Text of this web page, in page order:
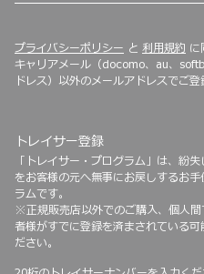
プライバシーポリシー と 利用規約 に
キャリアメール（docomo、au、
ドレス）以外のメールアドレスでご登
トレイサー登録
「トレイサー・プログラム」は、紛
をお客様の元へ無事にお戻しするお
ラムです。
※正規販売店以外でのご購入、個人
者様がすでに登録を済まされている
ださい。